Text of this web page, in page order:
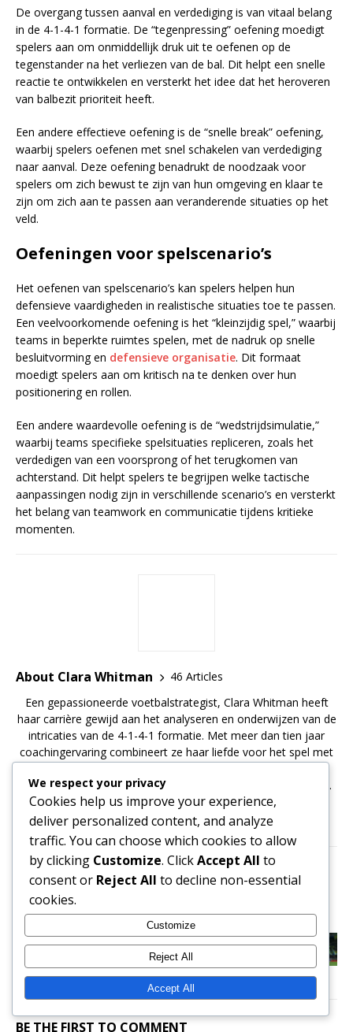
De overgang tussen aanval en verdediging is van vitaal belang
in de 4-1-4-1 formatie. De “tegenpressing” oefening moedigt
spelers aan om onmiddellijk druk uit te oefenen op de
tegenstander na het verliezen van de bal. Dit helpt een snelle
reactie te ontwikkelen en versterkt het idee dat het heroveren
van balbezit prioriteit heeft.
Een andere effectieve oefening is de “snelle break” oefening,
waarbij spelers oefenen met snel schakelen van verdediging
naar aanval. Deze oefening benadrukt de noodzaak voor
spelers om zich bewust te zijn van hun omgeving en klaar te
zijn om zich aan te passen aan veranderende situaties op het
veld.
Oefeningen voor spelscenario’s
Het oefenen van spelscenario’s kan spelers helpen hun
defensieve vaardigheden in realistische situaties toe te passen.
Een veelvoorkomende oefening is het “kleinzijdig spel,” waarbij
teams in beperkte ruimtes spelen, met de nadruk op snelle
besluitvorming en defensieve organisatie. Dit formaat
moedigt spelers aan om kritisch na te denken over hun
positionering en rollen.
Een andere waardevolle oefening is de “wedstrijdsimulatie,”
waarbij teams specifieke spelsituaties repliceren, zoals het
verdedigen van een voorsprong of het terugkomen van
achterstand. Dit helpt spelers te begrijpen welke tactische
aanpassingen nodig zijn in verschillende scenario’s en versterkt
het belang van teamwork en communicatie tijdens kritieke
momenten.
About Clara Whitman
46 Articles
Een gepassioneerde voetbalstrategist, Clara Whitman heeft
haar carrière gewijd aan het analyseren en onderwijzen van de
intricaties van de 4-1-4-1 formatie. Met meer dan tien jaar
coachingervaring combineert ze haar liefde voor het spel met
een scherp inzicht in de dynamiek van spelers, waardoor ze
teams helpt hun volledige potentieel op het veld te benutten.
Clara woont in Hendersonville, waar ze jonge atleten blijft
inspireren.
PREVIOUS
Diepte Creëren In 4-1-4-1 Formatie:
NEXT
Aanvallende Middenvelder in 4-1-4-1 Formatie:
Creativiteit, Besluitvorming, Ondersteuning
BE THE FIRST TO COMMENT
We respect your privacy
Cookies help us improve your experience,
deliver personalized content, and analyze
traffic. You can choose which cookies to allow
by clicking Customize. ClickAccept All to
consent or Reject All to decline non-essential
cookies.
Customize
Reject All
Accept All